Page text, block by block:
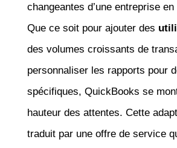
changeantes d’une entreprise
Que ce soit pour ajouter des
des volumes croissants de
personnaliser les rapports pour
spécifiques, QuickBooks se
hauteur des attentes. Cette
traduit par une offre de service